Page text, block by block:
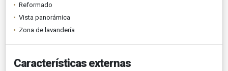
Reformado
Vista panorámica
Zona de lavandería
Características externas